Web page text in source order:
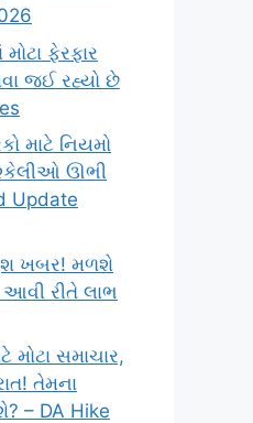
ફેરફાર
જઈ રહ્યો છે
માટે નિયમો
ઊભી
Update
ખબર! મળશે
આવી રીતે લાભ
મોટા સમાચાર,
તેમના
– DA Hike